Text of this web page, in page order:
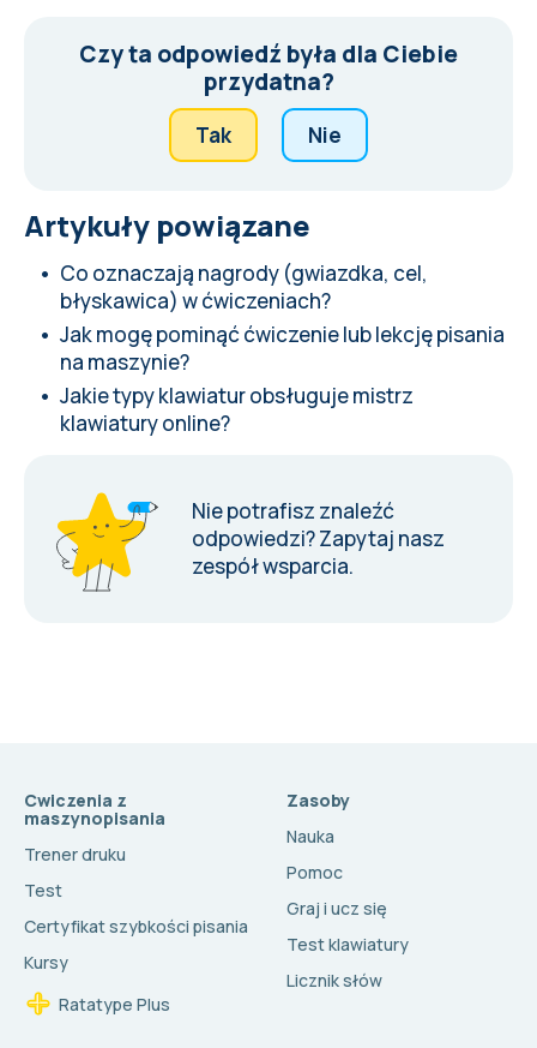
Czy ta odpowiedź była dla Ciebie
przydatna?
Tak Nie
Artykuły powiązane
Co oznaczają nagrody (gwiazdka, cel,
błyskawica) w ćwiczeniach?
Jak mogę pominąć ćwiczenie lub lekcję pisania
na maszynie?
Jakie typy klawiatur obsługuje mistrz
klawiatury online?
Nie potrafisz znaleźć
odpowiedzi?Zapytaj nasz
zespół wsparcia.
Cwiczenia z
maszynopisania
Trener druku
Test
Certyfikat szybkości pisania
Kursy
Ratatype Plus
Zasoby
Nauka
Pomoc
Graj i ucz się
Test klawiatury
Licznik słów